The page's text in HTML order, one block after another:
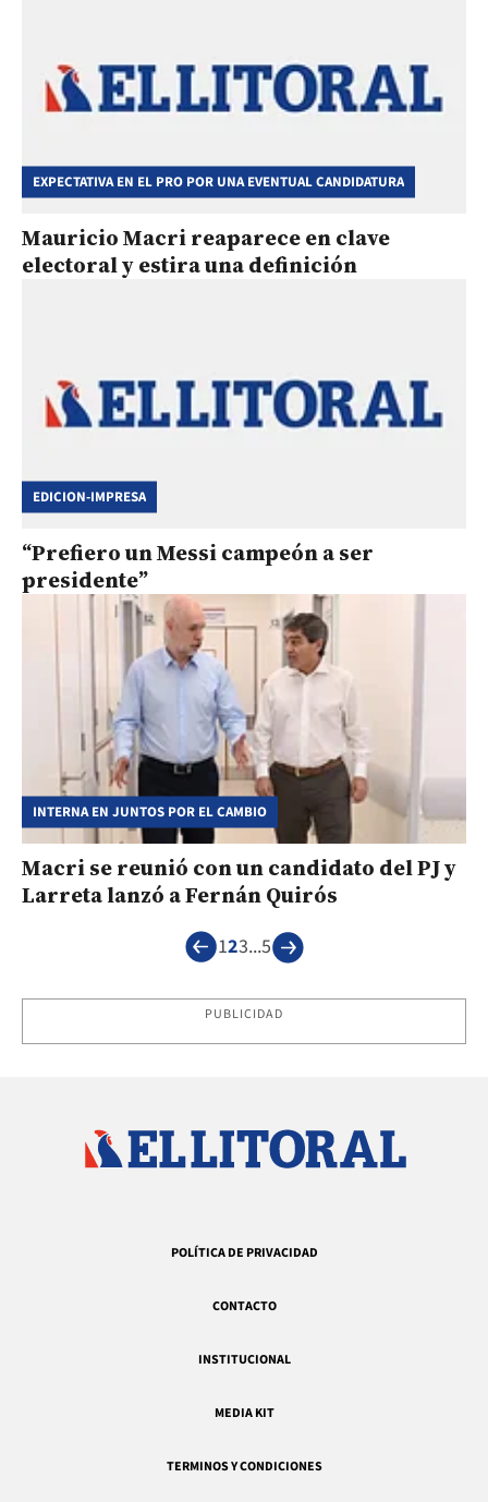
EXPECTATIVA EN EL PRO POR UNA EVENTUAL CANDIDATURA
Mauricio Macri reaparece en clave
electoral y estira una definición
EDICION-IMPRESA
“Prefiero un Messi campeón a ser
presidente”
INTERNA EN JUNTOS POR EL CAMBIO
Macri se reunió con un candidato del PJ y
Larreta lanzó a Fernán Quirós
123...5
PUBLICIDAD
POLÍTICA DE PRIVACIDAD
CONTACTO
INSTITUCIONAL
MEDIA KIT
TERMINOS Y CONDICIONES